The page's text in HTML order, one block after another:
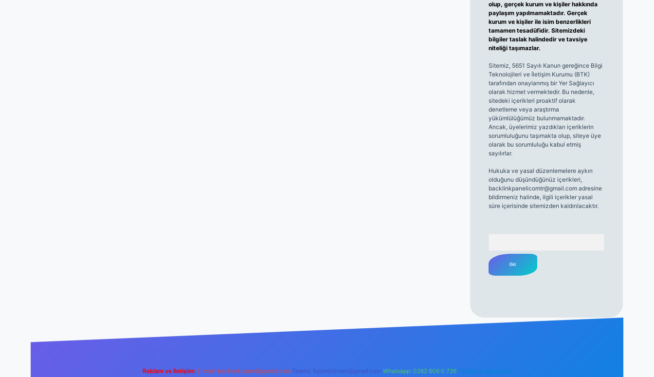
olup, gerçek kurum ve kişiler hakkında
paylaşım yapılmamaktadır. Gerçek
kurum ve kişiler ile isim benzerlikleri
tamamen tesadüfidir. Sitemizdeki
bilgiler taslak halindedir ve tavsiye
niteliği taşımazlar.
Sitemiz, 5651 Sayılı Kanun gereğince Bilgi
Teknolojileri ve İletişim Kurumu (BTK)
tarafından onaylanmış bir Yer Sağlayıcı
olarak hizmet vermektedir. Bu nedenle,
sitedeki içerikleri proaktif olarak
denetleme veya araştırma
yükümlülüğümüz bulunmamaktadır.
Ancak, üyelerimiz yazdıkları içeriklerin
sorumluluğunu taşımakta olup, siteye üye
olarak bu sorumluluğu kabul etmiş
sayılırlar.
Hukuka ve yasal düzenlemelere aykırı
olduğunu düşündüğünüz içerikleri,
backlinkpanelicomtr@gmail.comadresine
bildirmeniz halinde, ilgili içerikler yasal
süre içerisinde sitemizden kaldırılacaktır.
Reklam ve İletişim: E-mail: backlinkpaneli@gmail.com Teams: forumhizmeti@gmail.com Whatsapp: 0262 606 0 726 Telegram: @karabul